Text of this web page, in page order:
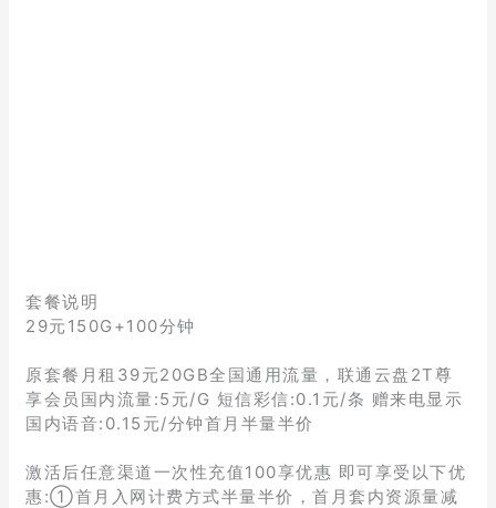
套餐说明
29元150G+100分钟
原套餐月租39元20GB全国通用流量，联通云盘2T尊
享会员国内流量:5元/G 短信彩信:0.1元/条 赠来电显示
国内语音:0.15元/分钟首月半量半价
激活后任意渠道一次性充值100享优惠 即可享受以下优
惠:①首月入网计费方式半量半价，首月套内资源量减